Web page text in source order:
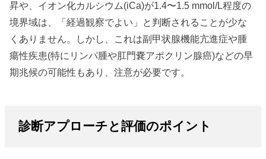
昇や、イオン化カルシウム(iCa)が1.4〜1.5 mmol/L程度の
境界域は、「経過観察でよい」と判断されることが少な
くありません。しかし、これは副甲状腺機能亢進症や腫
瘍性疾患(特にリンパ腫や肛門嚢アポクリン腺癌)などの早
期兆候の可能性もあり、注意が必要です。
診断アプローチと評価のポイント